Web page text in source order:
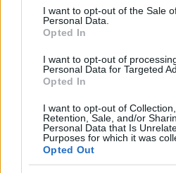
consent section.
I want to opt-out of the Sale
Personal Data.
Opted In
I want to opt-out of
Personal Data for Targeted
Opted In
I want to opt-out of Collection,
Retention, Sale, and/or
Personal Data that Is
Purposes for which it was
Opted Out
Sajtófotó-díjas Dezső
segíti munkájában. A lap
Forrás:MTI